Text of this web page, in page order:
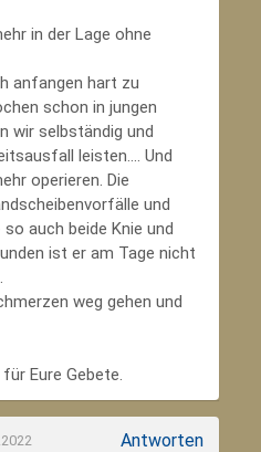
in der Lage ohne
anfangen hart zu
schon in jungen
wir selbständig und
leisten.... Und
operieren. Die
und
auch beide Knie und
ist er am Tage nicht
weg gehen und
Eure Gebete.
Antworten